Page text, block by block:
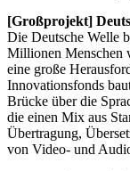
[Großprojekt]
Die Deutsche Welle
Millionen Menschen
eine große
Innovationsfonds
Brücke über die
die einen Mix aus
Übertragung,
von Video- und